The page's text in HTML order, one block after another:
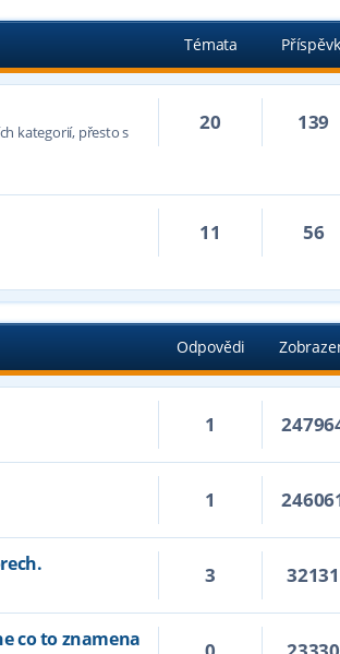
Témata
kategorií, přesto s
20 139
11 56
Odpovědi
1
1
3 32131
co to znamena